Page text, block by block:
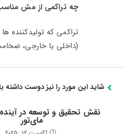
چه تراکمی از مش
(داخلی یا خارجی،
شاید این مورد را نیز دوست داشته
نقش تحقیق و توسعه در
مای‌تور